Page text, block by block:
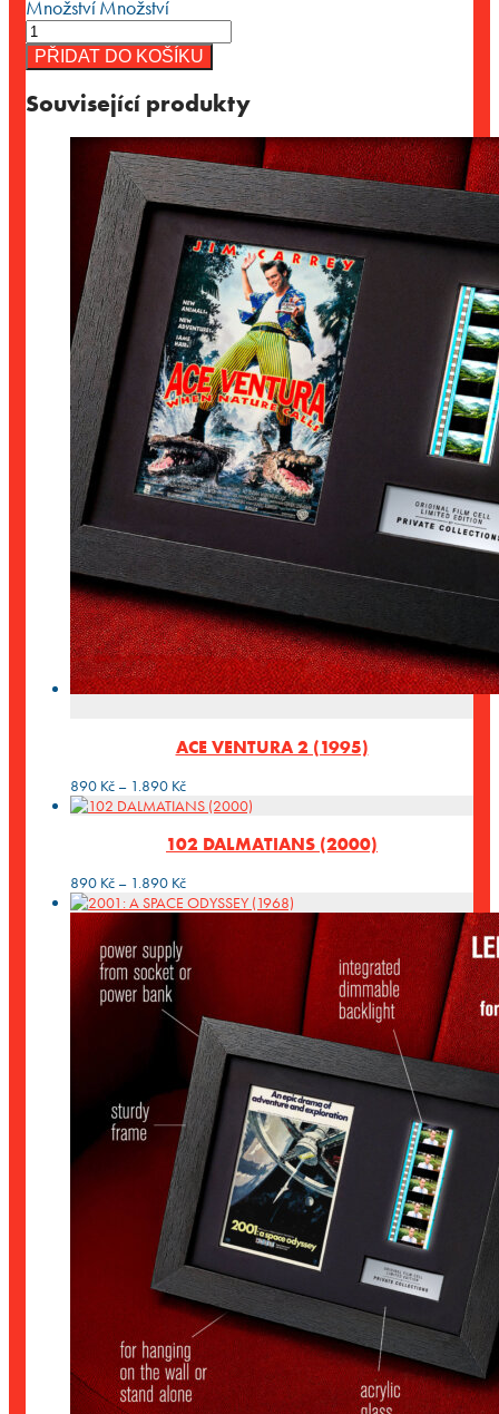
MnožstvíMnožství
PŘIDAT DO KOŠÍKU
Související produkty
ACE VENTURA 2 (1995)
890 Kč – 1.890 KčRozpětí
cen:
až
102 DALMATIANS (2000)
890 Kč – 1.890 KčRozpětí
cen: